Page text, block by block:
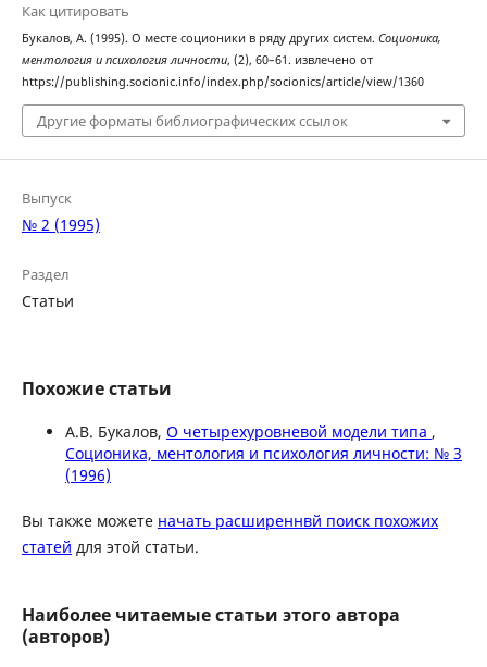
Как цитировать
Букалов, А. (1995). О месте соционики в ряду других систем. Соционика,
ментология и психология личности, (2), 60–61. извлечено от
https://publishing.socionic.info/index.php/socionics/article/view/1360
Другие форматы библиографических ссылок
Выпуск
№ 2 (1995)
Раздел
Статьи
Похожие статьи
А.В. Букалов, О четырехуровневой модели типа ,
Соционика, ментология и психология личности: № 3
(1996)
Вы также можете начать расширеннвй поиск похожих
статей для этой статьи.
Наиболее читаемые статьи этого автора
(авторов)